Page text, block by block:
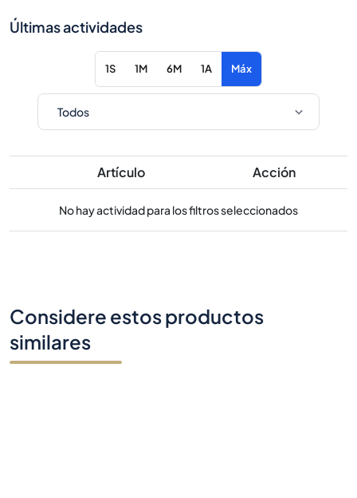
Últimas actividades
1S 1M 6M 1A Máx
Artículo Acción
No hay actividad para los filtros seleccionados
Considere estos productos
similares